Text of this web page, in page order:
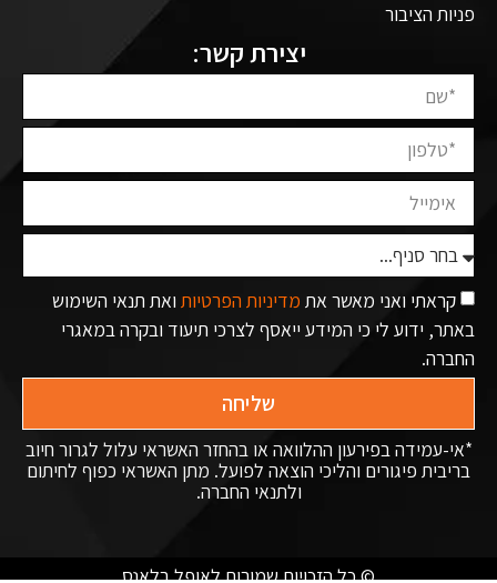
פניות הציבור
יצירת קשר:
קראתי ואני מאשר את מדיניות הפרטיות ואת תנאי השימוש
באתר, ידוע לי כי המידע ייאסף לצרכי תיעוד ובקרה במאגרי
החברה.
שליחה
*אי-עמידה בפירעון ההלוואה או בהחזר האשראי עלול לגרור חיוב
בריבית פיגורים והליכי הוצאה לפועל. מתן האשראי כפוף לחיתום
ולתנאי החברה.
© כל הזכויות שמורות לאופל בלאנס